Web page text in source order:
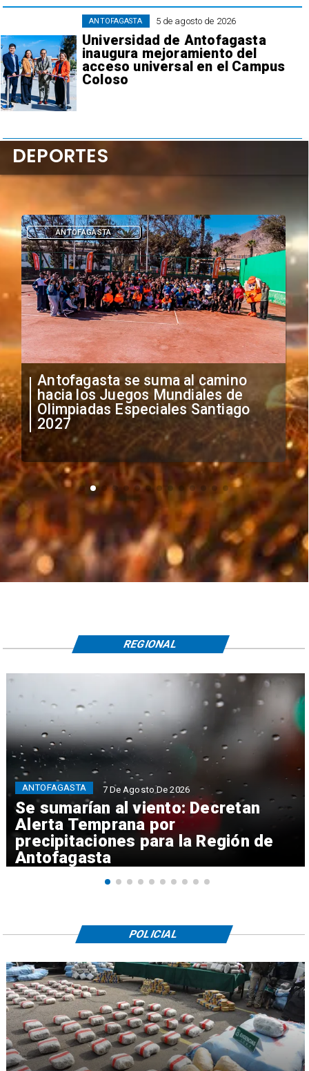
5 de agosto de 2026
Universidad de Antofagasta
inaugura mejoramiento del
acceso universal en el Campus
Coloso
ANTOFAGASTA
Antofagasta se suma al camino
hacia los Juegos Mundiales de
Olimpiadas Especiales Santiago
2027
ANTOFAGASTA
DEPORTES
Se sumarían al viento: Decretan
Alerta Temprana por
precipitaciones para la Región de
Antofagasta
ANTOFAGASTA 7 De Agosto De 2026
REGIONAL
POLICIAL